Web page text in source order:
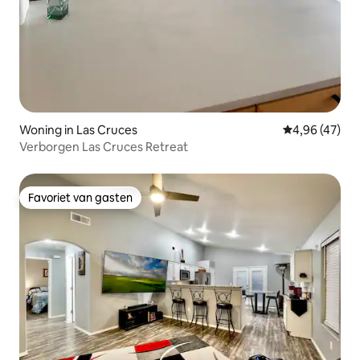
Woning in Las Cruces Gemiddelde
4,96 (47)
Verborgen Las Cruces Retreat
Favoriet van gasten
Favoriet van gasten